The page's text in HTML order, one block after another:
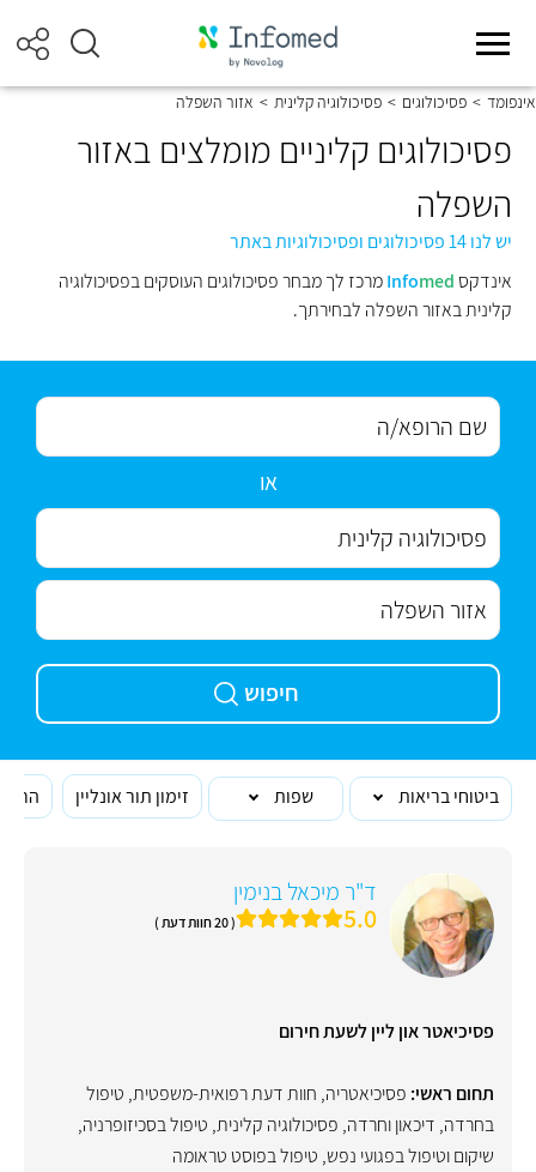
אינפומד > פסיכולוגים > פסיכולוגיה קלינית > אזור השפלה
פסיכולוגים קליניים מומלצים באזור
השפלה
יש לנו 14 פסיכולוגים ופסיכולוגיות באתר
אינדקס
Infomed
מרכז לך מבחר פסיכולוגים העוסקים בפסיכולוגיה
קלינית באזור השפלה לבחירתך.
או
חיפוש
ביטוחי בריאות שפות זימון תור אונליין
ד"ר מיכאל בנימין
5.0 ( 20 חוות דעת )
פסיכיאטר און ליין לשעת חירום
תחום ראשי: פסיכיאטריה, חוות דעת רפואית-משפטית, טיפול
בחרדה, דיכאון וחרדה, פסיכולוגיה קלינית, טיפול בסכיזופרניה,
שיקום וטיפול בפגועי נפש, טיפול בפוסט טראומה